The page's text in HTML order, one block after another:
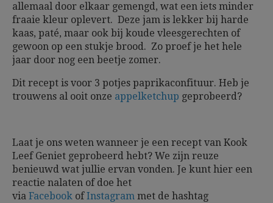
allemaal door elkaar gemengd, wat een iets minder
fraaie kleur oplevert. Deze jam is lekker bij harde
kaas, paté, maar ook bij koude vleesgerechten of
gewoon op een stukje brood. Zo proef je het hele
jaar door nog een beetje zomer.
Dit recept is voor 3 potjes paprikaconfituur. Heb je
trouwens al ooit onze appelketchup geprobeerd?
Laat je ons weten wanneer je een recept van Kook
Leef Geniet geprobeerd hebt? We zijn reuze
benieuwd wat jullie ervan vonden. Je kunt hier een
reactie nalaten of doe het
via Facebook ofInstagram met de hashtag